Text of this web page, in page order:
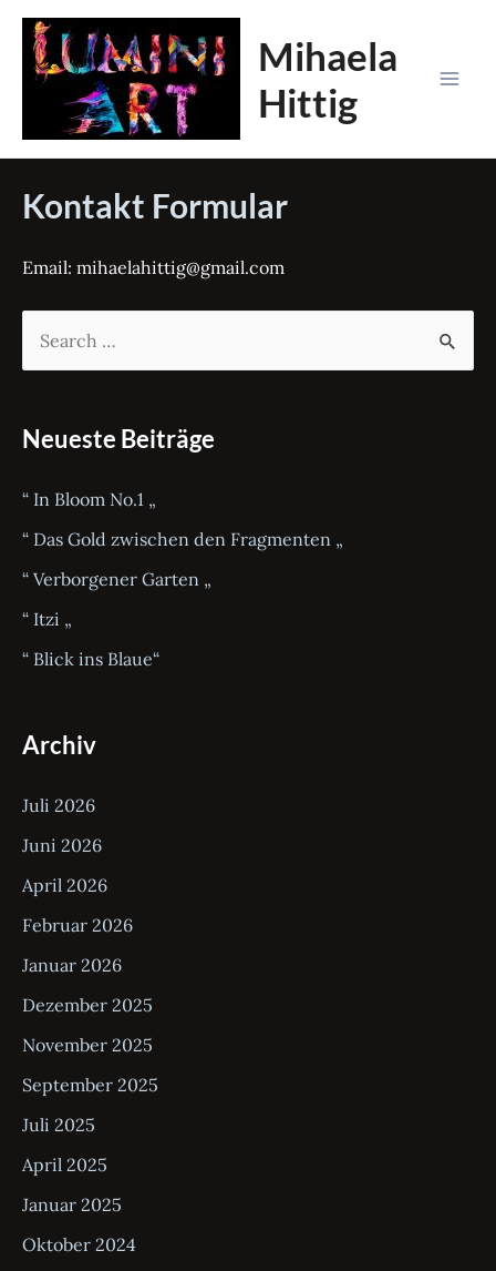
Zum
Inhalt
springen
Mihaela
Hittig
h
n
n
a
c
h
Neueste Beiträge
“ In Bloom No.1 „
“ Das Gold zwischen den Fragmenten „
“ Verborgener Garten „
“ Itzi „
“ Blick ins Blaue“
Archiv
Juli 2026
Juni 2026
April 2026
Februar 2026
Januar 2026
Dezember 2025
November 2025
September 2025
Juli 2025
April 2025
Januar 2025
Oktober 2024
Kontakt Formular
Email: mihaelahittig@gmail.com